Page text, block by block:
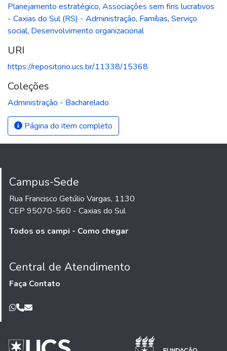
Planejamento estratégico, Associações sem fins lucrativos
- Caxias do Sul (RS) - Administração, Famílias, Serviço
social, Desenvolvimento organizacional
URI
https://repositorio.ucs.br/11338/15368
Coleções
Administração - Bacharelado
Página do item completo
Campus-Sede
Rua Francisco Getúlio Vargas, 1130
CEP 95070-560 - Caxias do Sul
Todos os campi - Como chegar
Central de Atendimento
Faça Contato